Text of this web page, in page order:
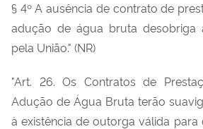
§ 4º A ausência de contrato de
adução de água bruta desobriga
pela União." (NR)
"Art. 26. Os Contratos de
Adução de Água Bruta terão
à existência de outorga válida